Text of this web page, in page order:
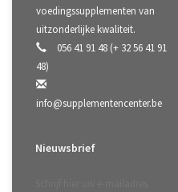
voedingssupplementen van
uitzonderlijke kwaliteit.
056 41 91 48 (+ 32 56 41 91
48)
info@supplementencenter.be
Nieuwsbrief